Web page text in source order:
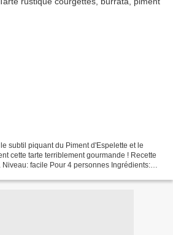
subtil piquant du Piment d'Espelette et le
cette tarte terriblement gourmande ! Recette
facile Pour 4 personnes Ingrédients: